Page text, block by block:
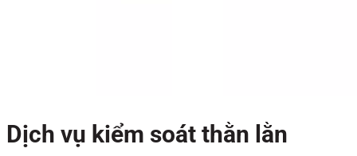
Dịch vụ kiểm soát thằn lằn